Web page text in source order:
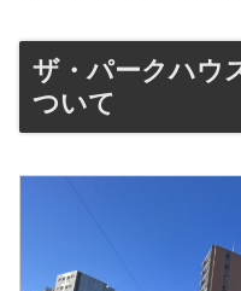
ザ・パークハウ
ついて